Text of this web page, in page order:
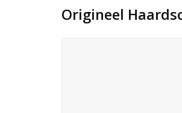
Origineel